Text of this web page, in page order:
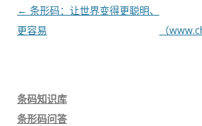
文
章
← 条形码：让世界变得更聪明、
更容易
（
条码知识库
条形码问答